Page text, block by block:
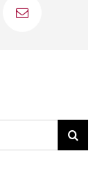
Email